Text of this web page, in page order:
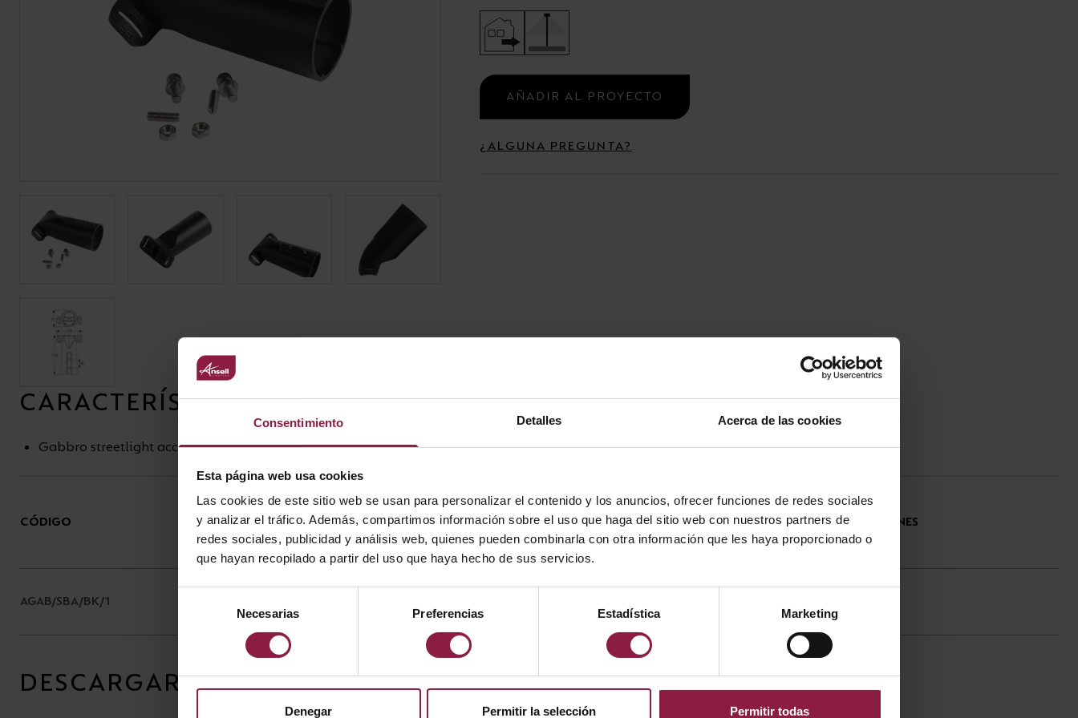
Consentimiento Detalles Acerca de las cookies
Esta página web usa cookies
Las cookies de este sitio web se usan para personalizar el contenido y los anuncios, ofrecer funciones de redes sociales
y analizar el tráfico. Además, compartimos información sobre el uso que haga del sitio web con nuestros partners de
redes sociales, publicidad y análisis web, quienes pueden combinarla con otra información que les haya proporcionado o
que hayan recopilado a partir del uso que haya hecho de sus servicios.
consentimiento
Necesarias Preferencias Estadística Marketing
Denegar Permitir la selección Permitir todas
Estancas y Regletas
AÑADIR AL PROYECTO
¿ALGUNA PREGUNTA?
CARACTERÍSTICAS
Gabbro streetlight accessory Adaptador para poste 60 mm
CÓDIGO DESCRIPCIÓN POTENCIA LÚMENES LM/W
ESPECIFICACIONES
TÉCNICAS
AGAB/SBA/BK/1
Adaptador para poste
GABBRO
DESCARGAR